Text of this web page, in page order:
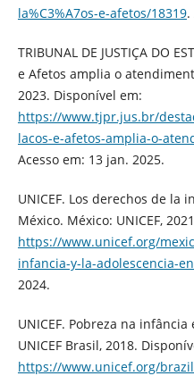
la%C3%A7os-e-afetos/18319.
TRIBUNAL DE JUSTIÇA DO
e Afetos amplia o
2023. Disponível em:
https://www.tjpr.jus.br/
lacos-e-afetos-amplia-o-
Acesso em: 13 jan. 2025.
UNICEF. Los derechos de la
México. México: UNICEF,
https://www.unicef.org/
infancia-y-la-adolescencia-
2024.
UNICEF. Pobreza na
UNICEF Brasil, 2018.
https://www.unicef.org/